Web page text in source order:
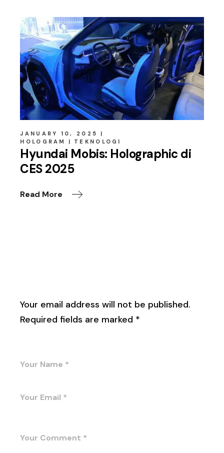
JANUARY 10, 2025
HOLOGRAM
TEKNOLOGI
Hyundai Mobis: Holographic di
CES 2025
Read More
Your email address will not be published.
Required fields are marked *